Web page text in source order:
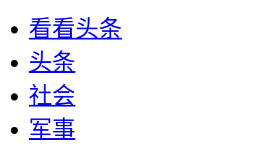
看看头条
头条
社会
军事